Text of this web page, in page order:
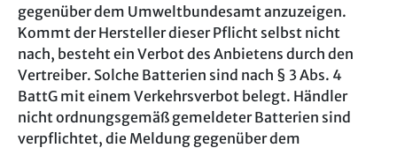
gegenüber dem Umweltbundesamt anzuzeigen.
Kommt der Hersteller dieser Pflicht selbst nicht
nach, besteht ein Verbot des Anbietens durch den
Vertreiber. Solche Batterien sind nach § 3 Abs. 4
BattG mit einem Verkehrsverbot belegt. Händler
nicht ordnungsgemäß gemeldeter Batterien sind
verpflichtet, die Meldung gegenüber dem